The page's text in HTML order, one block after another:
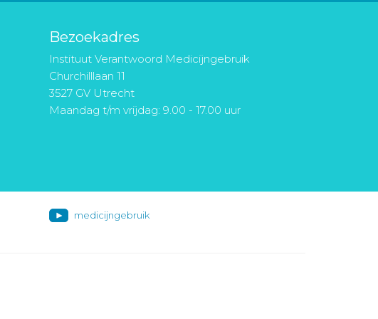
Bezoekadres
Instituut Verantwoord Medicijngebruik
Churchilllaan 11
3527 GV Utrecht
Maandag t/m vrijdag: 9.00 - 17.00 uur
medicijngebruik